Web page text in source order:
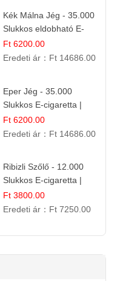
Kék Málna Jég - 35.000
Slukkos eldobható E-
cigaretta | Frissítő
Ízélmény
Ft 6200.00
Eredeti ár： Ft 14686.00
Eper Jég - 35.000
Slukkos E-cigaretta |
IBVape Bar
Ft 6200.00
Eredeti ár： Ft 14686.00
Ribizli Szőlő - 12.000
Slukkos E-cigaretta |
Kifinomult Gyümölcs Íz
Ft 3800.00
Eredeti ár： Ft 7250.00